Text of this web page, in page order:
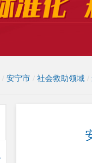
/ 安宁市 / 社会救助领域 /